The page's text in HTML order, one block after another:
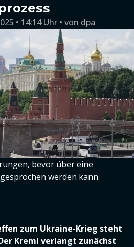
• 14:14 Uhr von dpa
bevor über eine
werden kann.
zum Ukraine-Krieg steht
Kreml verlangt zunächst